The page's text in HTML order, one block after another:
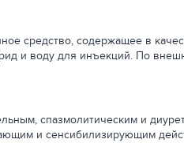
средство, содержащее в
и воду для инъекций. По
спазмолитическим и
и сенсибилизирующим